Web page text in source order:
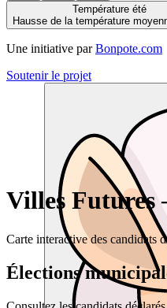
Température été
Hausse de la température
Une initiative par Bonpote.com
Soutenir le projet
Villes Futures
Carte interactive des candidats
Élections